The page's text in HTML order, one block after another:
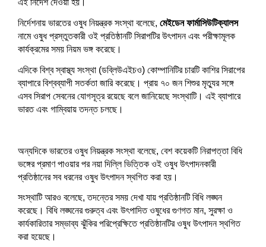
এই নির্দেশ দেওয়া হয়।
নির্দেশনায় ভারতের ওষুধ নিয়ন্ত্রক সংস্থা বলেছে, মেইডেন ফার্মাসিউটিক্যালস
নামে ওষুধ প্রস্তুতকারী ওই প্রতিষ্ঠানটি সিরাপটির উৎপাদন এবং পরীক্ষামূলক
কার্যক্রমের সময় নিয়ম ভঙ্গ করেছে।
এদিকে বিশ্ব স্বাস্থ্য সংস্থা (ডব্লিউএইচও) কোম্পানিটির চারটি কাশির সিরাপের
ব্যাপারে বিশ্বব্যাপী সতর্কতা জারি করেছে। প্রায় ৭০ জন শিশুর মৃত্যুর সঙ্গে
এসব সিরাপ সেবনের যোগসূত্র রয়েছে বলে জানিয়েছে সংস্থাটি। এই ব্যাপারে
ভারত এবং গাম্বিয়ায় তদন্ত চলছে।
অন্যদিকে ভারতের ওষুধ নিয়ন্ত্রক সংস্থা বলেছে, বেশ কয়েকটি নিরাপত্তা বিধি
ভঙ্গের প্রমাণ পাওয়ার পর নয়া দিল্লি ভিত্তিক ওই ওষুধ উৎপাদনকারী
প্রতিষ্ঠানের সব ধরনের ওষুধ উৎপাদন স্থগিত করা হয়।
সংস্থাটি আরও বলেছে, তদন্তের সময় দেখা যায় প্রতিষ্ঠানটি বিধি লঙ্ঘন
করেছে। বিধি লঙ্ঘনের গুরুত্ব এবং উৎপাদিত ওষুধের গুণগত মান, সুরক্ষা ও
কার্যকারিতার সম্ভাব্য ঝুঁকির পরিপ্রেক্ষিতে প্রতিষ্ঠানটির ওষুধ উৎপাদন স্থগিত
করা হয়েছে।